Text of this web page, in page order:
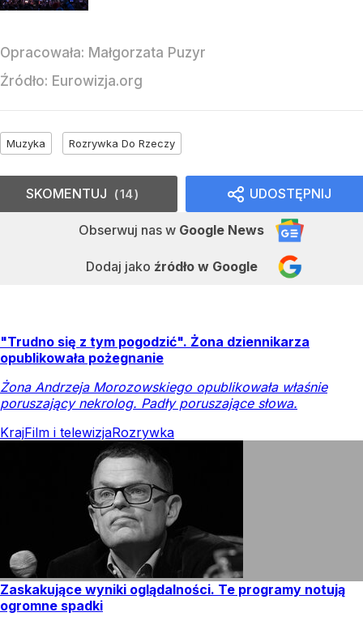
Opracowała: Małgorzata Puzyr
Źródło: Eurowizja.org
Muzyka Rozrywka Do Rzeczy
UDOSTĘPNIJ
Obserwuj nas w Google News
Dodaj jako źródło w Google
SKOMENTUJ 14
"Trudno się z tym pogodzić". Żona dziennikarza
opublikowała pożegnanie
Żona Andrzeja Morozowskiego opublikowała właśnie
poruszający nekrolog. Padły poruszające słowa.
KrajFilm i telewizjaRozrywka
Zaskakujące wyniki oglądalności. Te programy notują
ogromne spadki